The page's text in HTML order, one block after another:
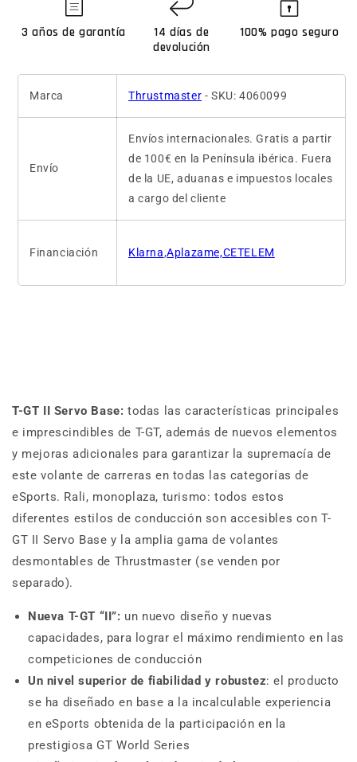
3 años de garantía
14 días de
devolución
100% pago seguro
Marca Thrustmaster - SKU: 4060099
Envío
Envíos internacionales. Gratis a partir
de 100€ en la Península ibérica. Fuera
de la UE, aduanas e impuestos locales
a cargo del cliente
Financiación Klarna,Aplazame,CETELEM
T-GT II Servo Base: todas las características principales
e imprescindibles de T-GT, además de nuevos elementos
y mejoras adicionales para garantizar la supremacía de
este volante de carreras en todas las categorías de
eSports. Rali, monoplaza, turismo: todos estos
diferentes estilos de conducción son accesibles con T-
GT II Servo Base y la amplia gama de volantes
desmontables de Thrustmaster (se venden por
separado).
Nueva T-GT “II”: un nuevo diseño y nuevas
capacidades, para lograr el máximo rendimiento en las
competiciones de conducción
Un nivel superior de fiabilidad y robustez: el producto
se ha diseñado en base a la incalculable experiencia
en eSports obtenida de la participación en la
prestigiosa GT World Series